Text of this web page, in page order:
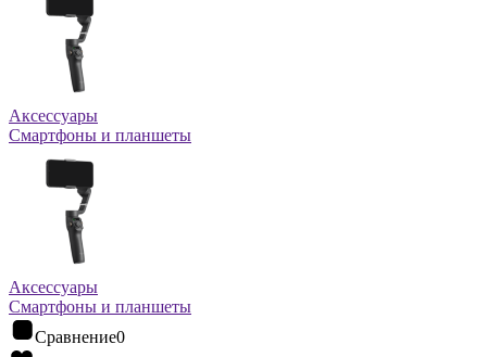
Аксессуары
Смартфоны и планшеты
Аксессуары
Смартфоны и планшеты
Сравнение0